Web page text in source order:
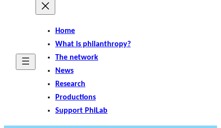
Home
What is philanthropy?
The network
News
Research
Productions
Support PhiLab